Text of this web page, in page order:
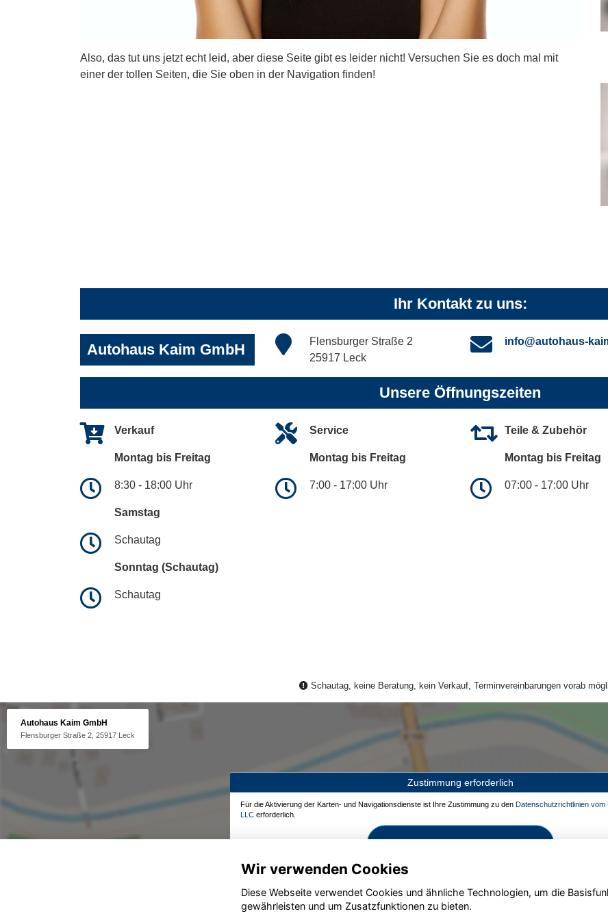
Also, das tut uns jetzt echt leid, aber diese Seite gibt es leider nicht! Versuchen Sie es doch mal mit
einer der tollen Seiten, die Sie oben in der Navigation finden!
Ihr Kontakt zu uns:
Autohaus Kaim GmbH
Flensburger Straße 2
25917 Leck
info@autohaus-
Unsere Öffnungszeiten
Verkauf
Montag bis Freitag
8:30 - 18:00 Uhr
Samstag
Schautag
Sonntag (Schautag)
Schautag
Service
Montag bis Freitag
7:00 - 17:00 Uhr
Teile & Zubehör
Montag bis Freitag
07:00 - 17:00 Uhr
Schautag, keine Beratung, kein Verkauf, Terminvereinbarungen vorab
Autohaus Kaim GmbH
Flensburger Straße 2, 25917 Leck
Zustimmung erforderlich
Für die Aktivierung der Karten- und Navigationsdienste ist Ihre Zustimmung zu den Datenschutzrichtlinien vom
LLC erforderlich.
Wir verwenden Cookies
Diese Webseite verwendet Cookies und ähnliche Technologien, um die
gewährleisten und um Zusatzfunktionen zu bieten.